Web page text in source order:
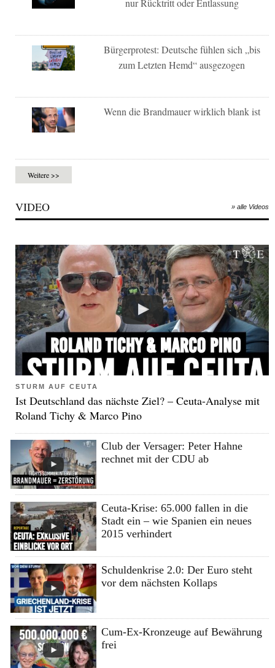
nur Rücktritt oder Entlassung
Bürgerprotest: Deutsche fühlen sich „bis
zum Letzten Hemd“ ausgezogen
Wenn die Brandmauer wirklich blank ist
Weitere >>
VIDEO » alle Videos
STURM AUF CEUTA
Ist Deutschland das nächste Ziel? – Ceuta-Analyse mit
Roland Tichy & Marco Pino
Club der Versager: Peter Hahne
rechnet mit der CDU ab
Ceuta-Krise: 65.000 fallen in die
Stadt ein – wie Spanien ein neues
2015 verhindert
Schuldenkrise 2.0: Der Euro steht
vor dem nächsten Kollaps
Cum-Ex-Kronzeuge auf Bewährung
frei